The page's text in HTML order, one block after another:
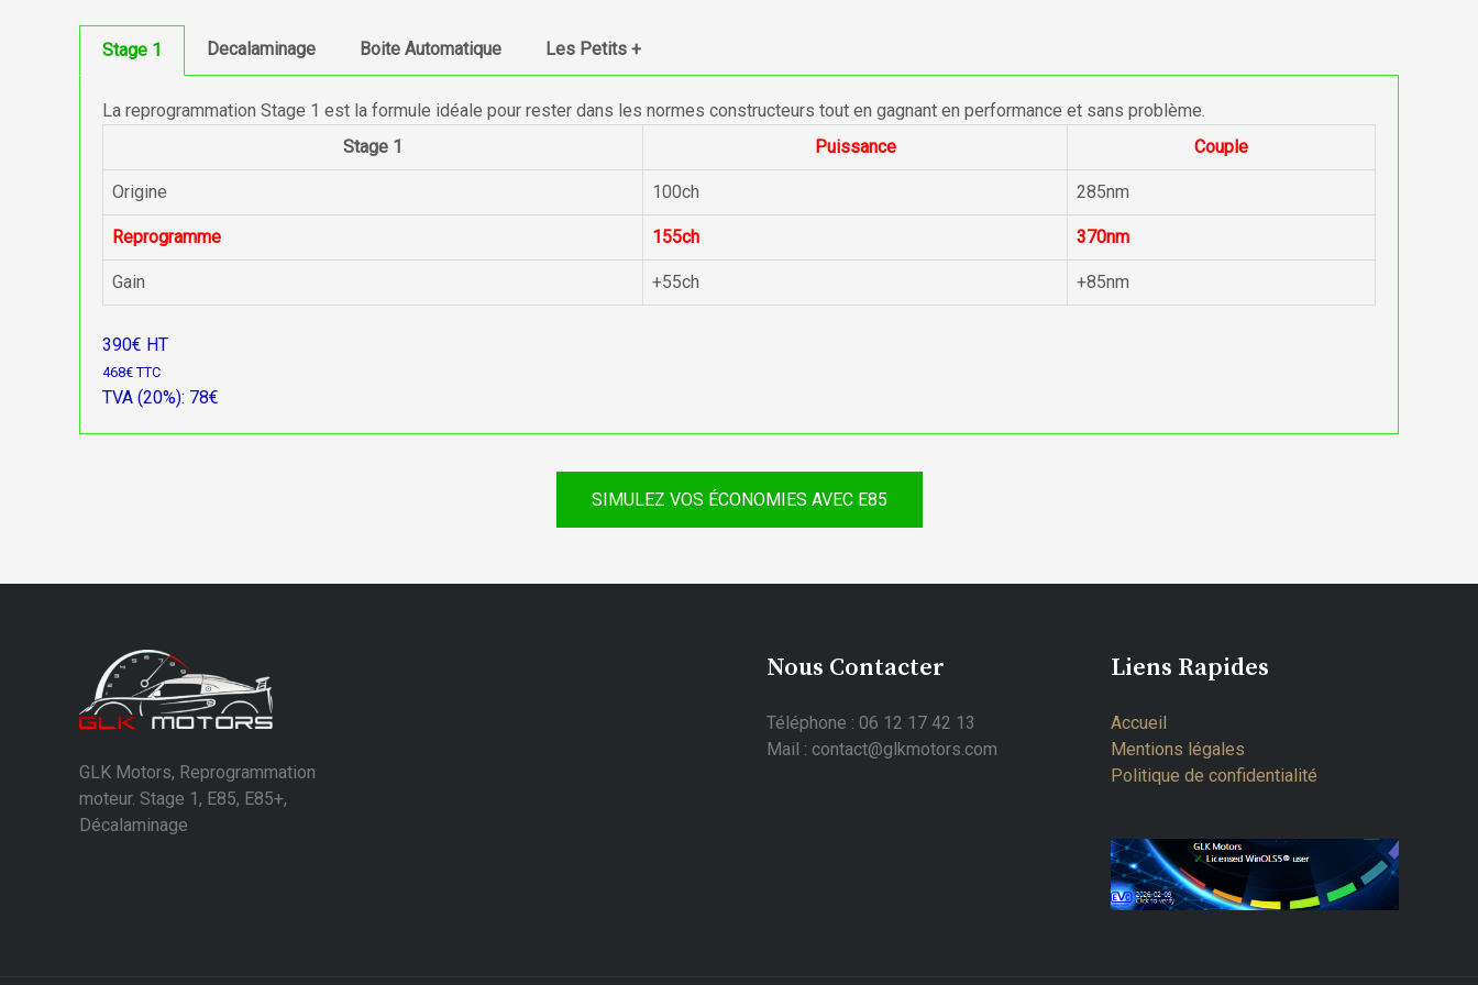
Stage 1 Decalaminage Boite Automatique Les Petits +
La reprogrammation Stage 1 est la formule idéale pour rester dans les normes constructeurs tout en gagnant en performance et sans problème.
Stage 1
Puissance Couple
Origine 100ch 285nm
Reprogramme 155ch 370nm
Gain +55ch +85nm
390€ HT
468€ TTC
TVA (20%): 78€
SIMULEZ VOS ÉCONOMIES AVEC E85
GLK Motors, Reprogrammation
moteur. Stage 1, E85, E85+,
Décalaminage
Nous Contacter
Téléphone : 06 12 17 42 13
Mail : contact@glkmotors.com
Liens Rapides
Accueil
Mentions légales
Politique de confidentialité